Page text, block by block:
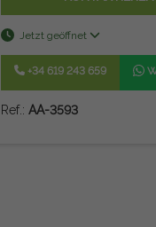
Jetzt geöffnet
+34 619 243 659
Ref.:AA-3593